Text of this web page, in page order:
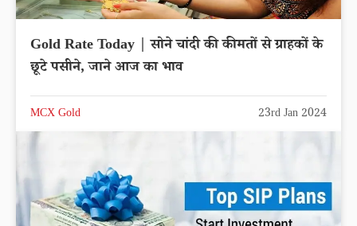
Gold Rate Today | सोने चांदी की कीमतों से ग्राहकों के
छूटे पसीने, जाने आज का भाव
MCX Gold 23rd Jan 2024